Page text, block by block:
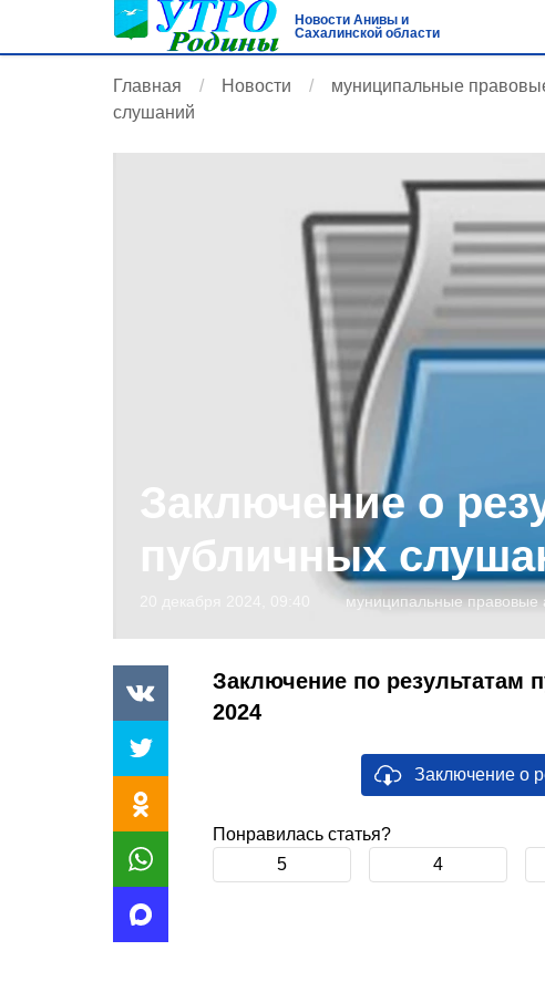
Новости Анивы и
Сахалинской области
Главная Новости муниципальные
слушаний
Заключение о
публичных
муниципальные правовые
Заключение по результатам
2024
Заключение о
Понравилась статья?
5 4